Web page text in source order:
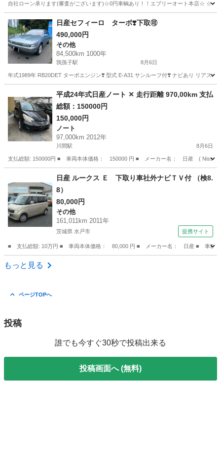
自社ローン承ります(審査がございます)☆0円車輌あり！！エブリーオート本店☆ ☆☆
千葉 千葉市 千城台駅 スカイライン 自社
日産セフィーロ ターボ❣️下取🉑
490,000円
その他
84,500km 1000年
我孫子駅 8月6日
年式1989年 RB20DET ターボエンジン❣️ 型式 E-A31 サンルーフ付❣️ ナビあり リアスポ
我孫子駅 その他
平成24年式日産ノート ✕ 走行距離 970,00km 支払
総額：150000円
150,000円
ノート
97,000km 2012年
川間駅 8月6日
支払総額: 150000円 ■ 車両本体価格： 150000 円 ■ メーカー名： 日産 (
川間駅 ノート
日産 ルークス Ｅ 下取り車社外ナビＴＶ付 （検8.
8）
80,000円
その他
161,011km 2011年
茨城県 水戸市 提携サイト
■ 支払総額: 10万円 ■ 車両本体価格： 80,000 円 ■ メーカー名： 日産 ■ 車
茨城 水戸市
もっと見る
ページTOPへ
投稿
誰でも今すぐ30秒で投稿出来る
投稿画面へ (無料)